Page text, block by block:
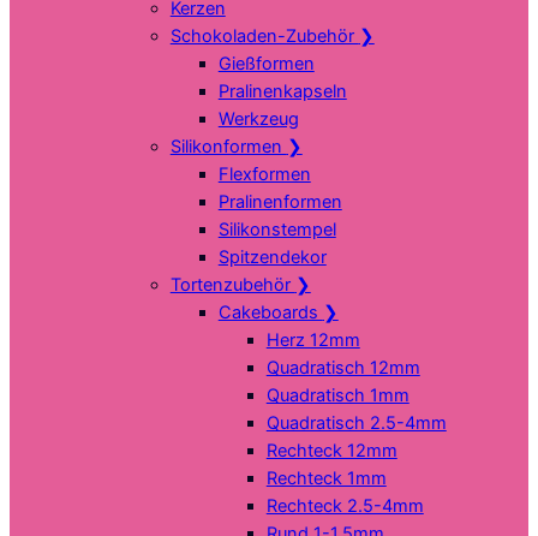
Kerzen
Schokoladen-Zubehör ❯
Gießformen
Pralinenkapseln
Werkzeug
Silikonformen ❯
Flexformen
Pralinenformen
Silikonstempel
Spitzendekor
Tortenzubehör ❯
Cakeboards ❯
Herz 12mm
Quadratisch 12mm
Quadratisch 1mm
Quadratisch 2.5-4mm
Rechteck 12mm
Rechteck 1mm
Rechteck 2.5-4mm